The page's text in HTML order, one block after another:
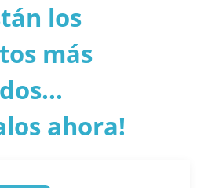
los
más
ahora!